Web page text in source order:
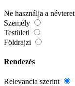
Ne használja a névteret
Személy
Testületi
Földrajzi
Rendezés
Relevancia szerint